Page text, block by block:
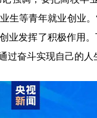
生等青年就业创业
业发挥了积极作用
过奋斗实现自己的人